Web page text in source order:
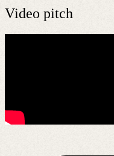
Video pitch